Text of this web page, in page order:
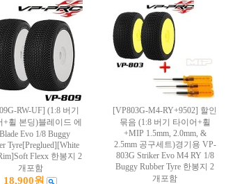
RW-UF] (1:8 버기
+휠 본딩)블레이드 에
Evo 1/8 Buggy
Tyre[Preglued][White
Flexx 한봉지 2
개포함
18,900원
[VP803G-M4-RY+9502] 할인
묶음 (1:8 버기 타이어+휠
+MIP 1.5mm, 2.0mm, &
2.5mm 공구세트)경기용 VP-
803G Striker Evo M4 RY 1/8
Buggy Rubber Tyre 한봉지 2
개포함